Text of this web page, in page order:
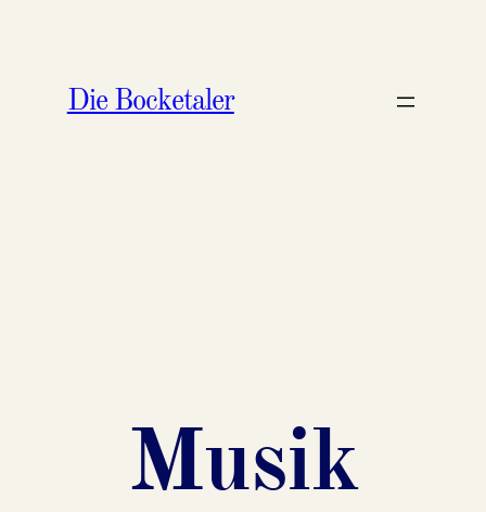
springenDie Bocketaler
Musik